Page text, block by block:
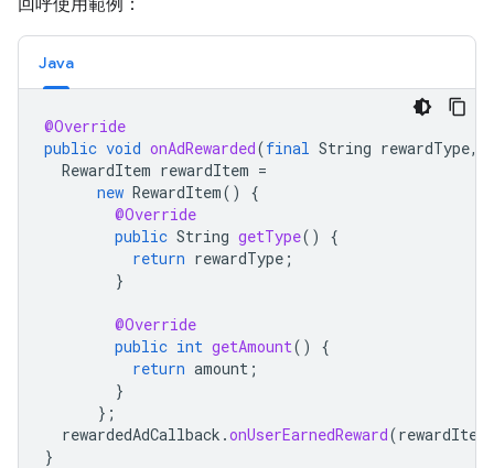
Java
@Override
public void onAdRewarded(final String rewardType,
RewardItem rewardItem =
new RewardItem()
{
@Override
public String getType()
{
return rewardType ;
}
@Override
public int getAmount()
{
return amount ;
}
};
rewardedAdCallback .onUserEarnedReward(rewardItem
}